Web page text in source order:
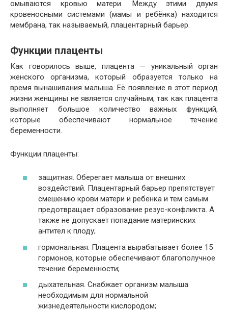
омываются кровью матери. Между этими двумя
кровеносными системами (мамы и ребёнка) находится
мембрана, так называемый, плацентарный барьер.
Функции плаценты
Как говорилось выше, плацента — уникальный орган
женского организма, который образуется только на
время вынашивания малыша. Её появление в этот период
жизни женщины не является случайным, так как плацента
выполняет большое количество важных функций,
которые обеспечивают нормальное течение
беременности.
Функции плаценты:
защитная. Оберегает малыша от внешних
воздействий. Плацентарный барьер препятствует
смешению крови матери и ребёнка и тем самым
предотвращает образование резус-конфликта. А
также не допускает попадание материнских
антител к плоду;
гормональная. Плацента вырабатывает более 15
гормонов, которые обеспечивают благополучное
течение беременности;
дыхательная. Снабжает организм малыша
необходимым для нормальной
жизнедеятельности кислородом;